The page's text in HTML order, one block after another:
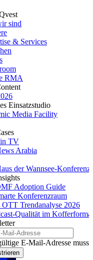
sind
& Services
RMA
Einsatzstudio
Media Facility
TV
Arabia
der Wannsee-Konferenz
Adoption Guide
Konferenzraum
Trendanalyse 2026
Qualität im Kofferformat
E-Mail-Adresse muss